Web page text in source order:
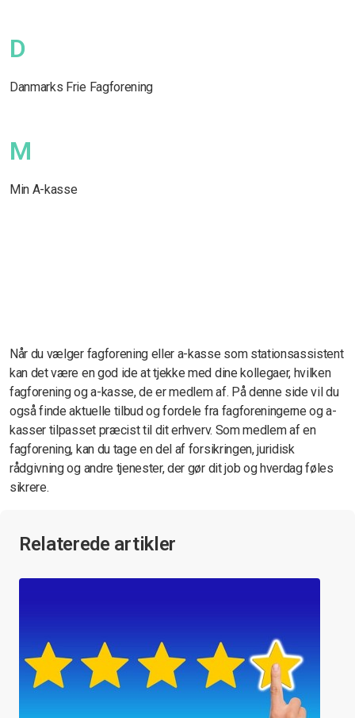
D
Danmarks Frie Fagforening
M
Min A-kasse
Når du vælger fagforening eller a-kasse som stationsassistent
kan det være en god ide at tjekke med dine kollegaer, hvilken
fagforening og a-kasse, de er medlem af. På denne side vil du
også finde aktuelle tilbud og fordele fra fagforeningerne og a-
kasser tilpasset præcist til dit erhverv. Som medlem af en
fagforening, kan du tage en del af forsikringen, juridisk
rådgivning og andre tjenester, der gør dit job og hverdag føles
sikrere.
Relaterede artikler